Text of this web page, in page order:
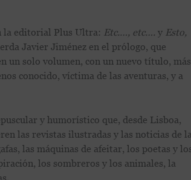
la editorial Plus Ultra: Etc.…, etc…. y Esto,
Javier Jiménez en el prólogo, que
un solo volumen, con un nuevo título, más
conocido, víctima de las aventuras, y a
y humorístico que, desde Lisboa,
las revistas ilustradas y las noticias de
las máquinas de afeitar, los poetas y
los sombreros y los animales, la